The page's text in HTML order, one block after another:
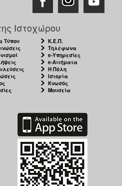
Ιστοχώρου
Τύπου
Κ.Ε.Π.
Τηλέφωνα
e-Υπηρεσίες
e-Αιτήματα
Η Πόλη
Ιστορία
Κνωσός
Μουσεία